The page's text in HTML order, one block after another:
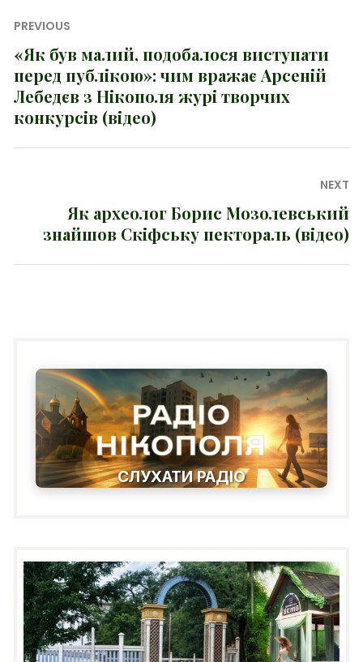
Навігація
записів
PREVIOUS
Previous
post:
«Як був малий, подобалося виступати
перед публікою»: чим вражає Арсеній
Лебедєв з Нікополя журі творчих
конкурсів (відео)
NEXT
Як археолог Борис Мозолевський
знайшов Скіфську пектораль (відео)
СЛУХАТИ РАДІО